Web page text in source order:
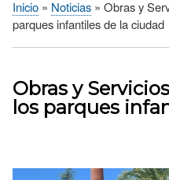
Sobrescribir
ayuda
a
la
Inicio Noticias
Obras y
parques infantiles de la ciudad
Obras y
los parques